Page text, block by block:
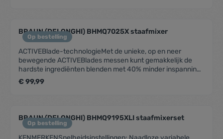
Op bestelling
BRAUN (DELONGHI) BHMQ7025X staafmixer
ACTIVEBlade-technologieMet de unieke, op en neer
bewegende ACTIVEBlades messen kunt gemakkelijk de
hardste ingrediënten blenden met 40% minder inspanning*
dankzij 250% meer actief snijoppervlak om mee te werken.
Dit resulteert ook in 2 maal fijner blenden. * In vergelijking
EasyClick Plus-accessoires dankzij de grotere,
gemakkelijker te gebruiken knoppen en de intuïtieve
€ 99,99
Op bestelling
BRAUN (DELONGHI) BHMQ9195XLI staafmixerset